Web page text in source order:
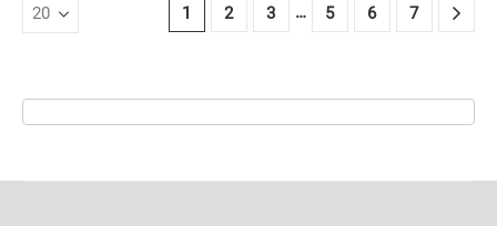
1 2 3 … 5 6 7